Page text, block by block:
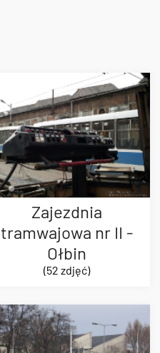
Zajezdnia
tramwajowa nr II -
Ołbin
(52 zdjęć)